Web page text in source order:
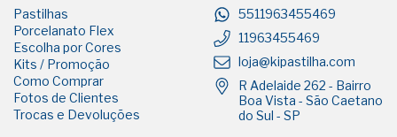
Pastilhas
Porcelanato Flex
Escolha por Cores
Kits / Promoção
Como Comprar
Fotos de Clientes
Trocas e Devoluções
5511963455469
11963455469
loja@kipastilha.com
R Adelaide 262 - Bairro
Boa Vista - São Caetano
do Sul - SP